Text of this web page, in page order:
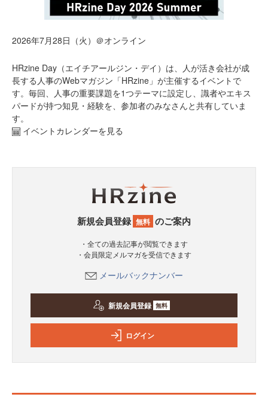
2026年7月28日（火）＠オンライン
HRzine Day（エイチアールジン・デイ）は、人が活き会社が成
長する人事のWebマガジン「HRzine」が主催するイベントで
す。毎回、人事の重要課題を1つテーマに設定し、識者やエキス
パードが持つ知見・経験を、参加者のみなさんと共有していま
す。
イベントカレンダーを見る
新規会員登録 無料 のご案内
・全ての過去記事が閲覧できます
・会員限定メルマガを受信できます
メールバックナンバー
新規会員登録 無料
ログイン